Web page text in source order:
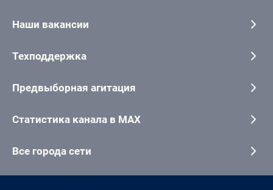
Наши вакансии
Техподдержка
Предвыборная агитация
Статистика канала в MAX
Все города сети